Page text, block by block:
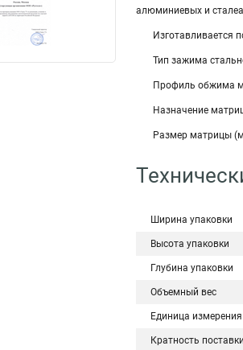
алюминиевых и
Изготавливается
Тип зажима
Профиль обжима
Назначение
Размер матрицы
Ширина упаковки
Высота упаковки
Глубина упаковки
Объемный вес
Единица измерения
Кратность поставки